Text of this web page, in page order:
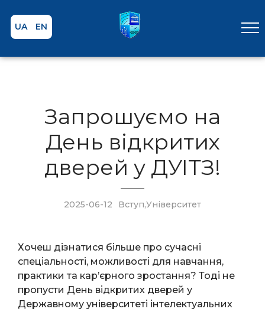
UA EN
Запрошуємо на
День відкритих
дверей у ДУІТЗ!
2025-06-12 Вступ,Університет
Хочеш дізнатися більше про сучасні
спеціальності, можливості для навчання,
практики та кар’єрного зростання? Тоді не
пропусти День відкритих дверей у
Державному університеті інтелектуальних